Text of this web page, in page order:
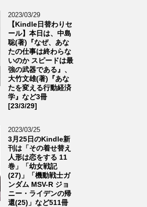
2023/03/29
【Kindle日替わりセ
ール】本日は、中島
聡(著)『なぜ、あな
たの仕事は終わらな
いのか スピードは最
強の武器である』、
大竹文雄(著)『あな
たを変える行動経済
学』など3冊
[23/3/29]
2023/03/25
3月25日のKindle新
刊は「その着せ替え
人形は恋をする 11
巻」「幼女戦記
(27)」「機動戦士ガ
ンダム MSV-R ジョ
ニー・ライデンの帰
還(25)」など511冊